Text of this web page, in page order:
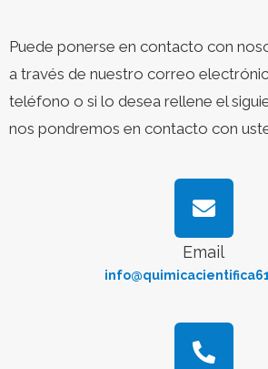
Puede ponerse en contacto con
a través de nuestro correo
teléfono o si lo desea rellene el
nos pondremos en contacto con
Email